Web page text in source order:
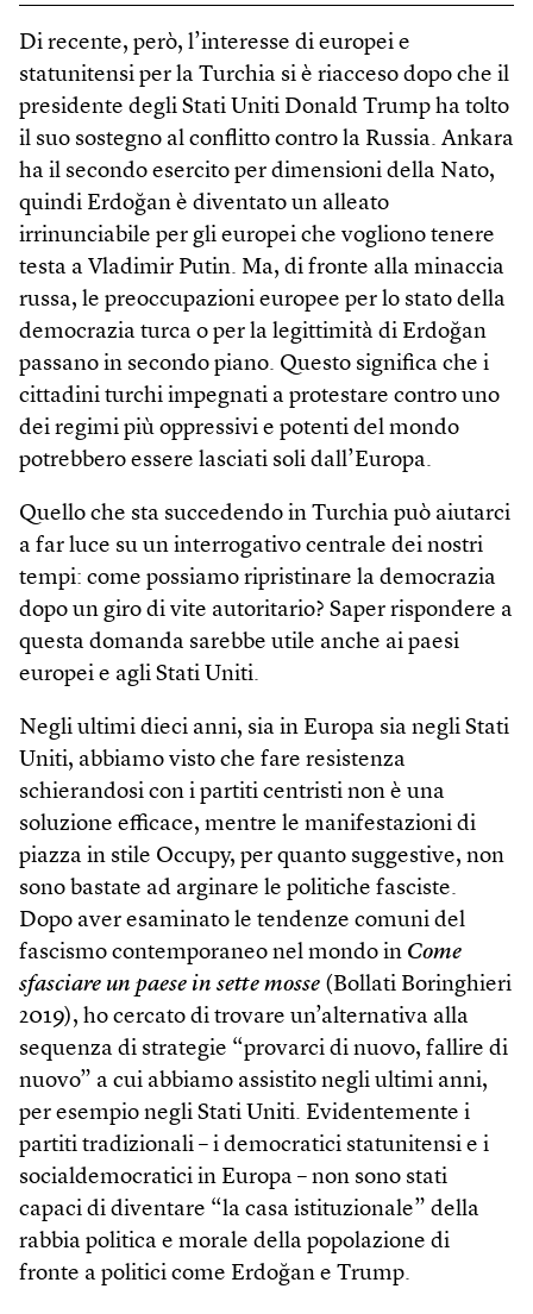
Di recente, però, l’interesse di europei e
statunitensi per la Turchia si è riacceso dopo che il
presidente degli Stati Uniti Donald Trump ha tolto
il suo sostegno al conflitto contro la Russia. Ankara
ha il secondo esercito per dimensioni della Nato,
quindi Erdoğan è diventato un alleato
irrinunciabile per gli europei che vogliono tenere
testa a Vladimir Putin. Ma, di fronte alla minaccia
russa, le preoccupazioni europee per lo stato della
democrazia turca o per la legittimità di Erdoğan
passano in secondo piano. Questo significa che i
cittadini turchi impegnati a protestare contro uno
dei regimi più oppressivi e potenti del mondo
potrebbero essere lasciati soli dall’Europa.
Quello che sta succedendo in Turchia può aiutarci
a far luce su un interrogativo centrale dei nostri
tempi: come possiamo ripristinare la democrazia
dopo un giro di vite autoritario? Saper rispondere a
questa domanda sarebbe utile anche ai paesi
europei e agli Stati Uniti.
Negli ultimi dieci anni, sia in Europa sia negli Stati
Uniti, abbiamo visto che fare resistenza
schierandosi con i partiti centristi non è una
soluzione efficace, mentre le manifestazioni di
piazza in stile Occupy, per quanto suggestive, non
sono bastate ad arginare le politiche fasciste.
Dopo aver esaminato le tendenze comuni del
fascismo contemporaneo nel mondo in Come
sfasciare un paese in sette mosse (Bollati Boringhieri
2019), ho cercato di trovare un’alternativa alla
sequenza di strategie “provarci di nuovo, fallire di
nuovo” a cui abbiamo assistito negli ultimi anni,
per esempio negli Stati Uniti. Evidentemente i
partiti tradizionali – i democratici statunitensi e i
socialdemocratici in Europa – non sono stati
capaci di diventare “la casa istituzionale” della
rabbia politica e morale della popolazione di
fronte a politici come Erdoğan e Trump.